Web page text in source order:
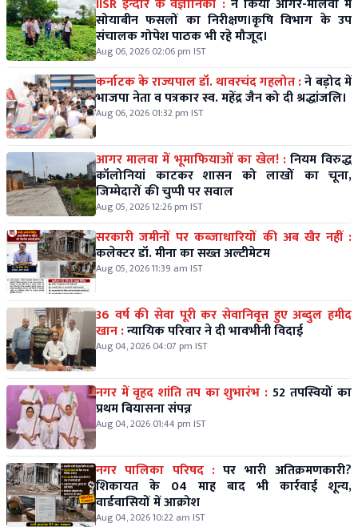
IISR इन्दौर के वैज्ञानिकों : ने किया आगर-मालवा में
सोयाबीन फसलों का निरीक्षण।कृषि विभाग के उप
संचालक गोपेश पाठक भी रहे मौजूद।
Aug 06, 2026 02:06 pm IST
कर्नाटक के राज्यपाल डॉ. थावरचंद गहलोत :ने बड़ोद में
भाजपा नेता व पत्रकार स्व. महेंद्र जैन को दी श्रद्धांजलि।
Aug 06, 2026 01:32 pm IST
आगर मालवा में भूमाफियाओं का खेल! :नियम विरुद्ध
कॉलोनियां काटकर शासन को लाखों का चूना,
जिम्मेदारों की चुप्पी पर सवाल
Aug 05, 2026 12:26 pm IST
सरकारी जमीनों पर कब्जाधारियों की अब खैर नहीं :
कलेक्टर डॉ. मीना का सख्त अल्टीमेटम
Aug 05, 2026 11:39 am IST
36 वर्ष की सेवा पूरी कर सेवानिवृत्त हुए अब्दुल हमीद
खान :न्यायिक परिवार ने दी भावभीनी विदाई
Aug 04, 2026 04:07 pm IST
नगर में वृहद शांति तप का शुभारंभ : 52 तपस्वियों का
प्रथम बियासना संपन्न
Aug 04, 2026 01:44 pm IST
नगर पालिका परिषद : पर भारी अतिक्रमणकारी?
शिकायत के 04 माह बाद भी कार्रवाई शून्य,
वार्डवासियों में आक्रोश
Aug 04, 2026 10:22 am IST